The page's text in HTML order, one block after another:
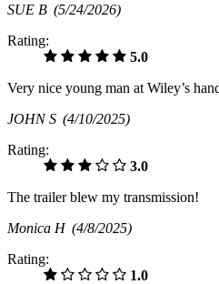
SUE B (5/24/2026)
Rating:
5.0
Very nice young man at Wiley’s
JOHN S (4/10/2025)
Rating:
3.0
The trailer blew my transmission!
Monica H (4/8/2025)
Rating:
1.0